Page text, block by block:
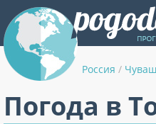
Россия /
Погода в